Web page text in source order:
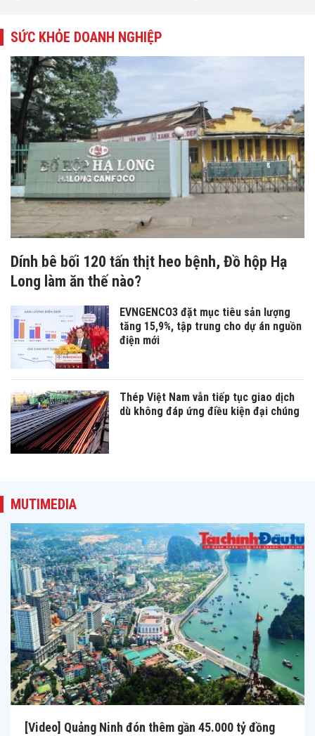
SỨC KHỎE DOANH NGHIỆP
Dính bê bối 120 tấn thịt heo bệnh, Đồ hộp Hạ
Long làm ăn thế nào?
EVNGENCO3 đặt mục tiêu sản lượng
tăng 15,9%, tập trung cho dự án nguồn
điện mới
Thép Việt Nam vẫn tiếp tục giao dịch
dù không đáp ứng điều kiện đại chúng
MUTIMEDIA
[Video] Quảng Ninh đón thêm gần 45.000 tỷ đồng